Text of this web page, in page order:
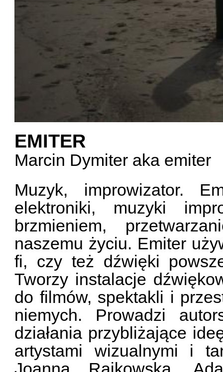
EMITER
Marcin Dymiter aka emiter
Muzyk, improwizator.
elektroniki, muzyki
brzmieniem,
naszemu życiu. Emiter
fi, czy też dźwięki
Tworzy instalacje
do filmów, spektakli i
niemych. Prowadzi
działania przybliżające
artystami wizualnymi i